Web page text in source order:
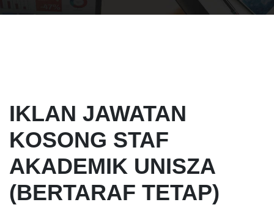
IKLAN JAWATAN
KOSONG STAF
AKADEMIK UNISZA
(BERTARAF TETAP)